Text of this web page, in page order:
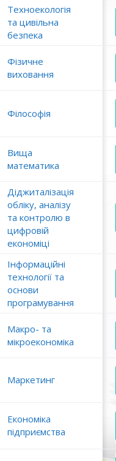
Техноекологія
та цивільна
безпека
Фізичне
виховання
Філософія
Вища
математика
Діджиталізація
обліку, аналізу
та контролю в
цифровій
економіці
Інформаційні
технології та
основи
програмування
Макро- та
мікроекономіка
Маркетинг
Економіка
підприємства